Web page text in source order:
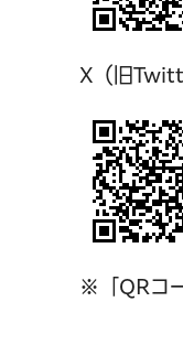
X（旧
※「QRコ